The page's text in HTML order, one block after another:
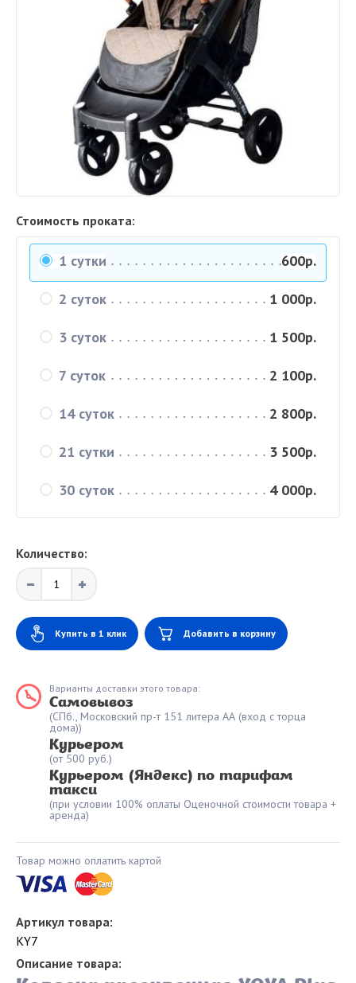
Стоимость проката:
1 сутки 600р.
2 суток 1 000р.
3 суток 1 500р.
7 суток 2 100р.
14 суток 2 800р.
21 сутки 3 500р.
30 суток 4 000р.
Количество:
Купить в 1 клик Добавить в корзину
Варианты доставки этого товара:
Самовывоз
(СПб., Московский пр-т 151 литера АА (вход с торца
дома))
Курьером
(от 500 руб.)
Курьером (Яндекс) по тарифам
такси
(при условии 100% оплаты Оценочной стоимости товара +
аренда)
Товар можно оплатить картой
Артикул товара:
KY7
Описание товара: